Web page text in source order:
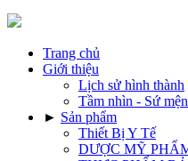
Trang chủ
Giới thiệu
Lịch sử hình thành
Tầm nhìn - Sứ
► Sản phẩm
Thiết Bị Y Tế
DƯỢC MỸ